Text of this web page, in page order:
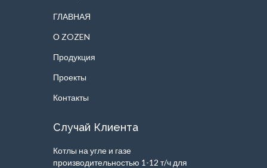
ГЛАВНАЯ
О ZOZEN
Продукция
Проекты
Контакты
Случай Клиента
Котлы на угле и газе
производительностью 1-12 т/ч для